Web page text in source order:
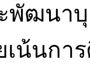
พัฒนาบุ
เน้นก